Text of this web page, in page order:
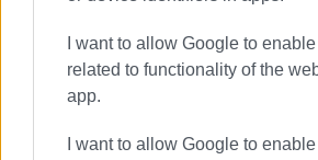
I want to allow Google to
related to functionality of the
app.
I want to allow Google to
Channel (στα πρώτα χρόνια
Start TV, συνολικά 15 χρόνια.
Ακολουθήστε το enimerosi στο